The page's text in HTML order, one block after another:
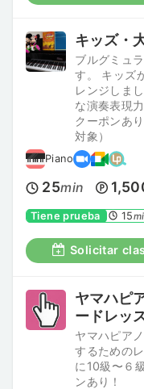
キッズ・
ブルグミュ
す。 キッズ
レンジしま
な演奏表現
クーポンあ
対象）
Piano
25min
Tiene prueba 15
Solicitar
ヤマハピ
ードレッ
ヤマハピア
するための
に10級〜６
ンあり！